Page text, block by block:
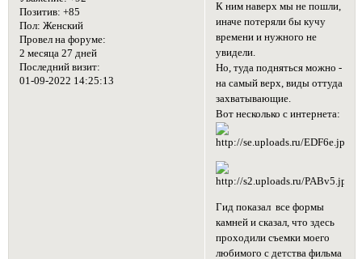
Позитив: +85
Пол: Женский
Провел на форуме:
2 месяца 27 дней
Последний визит:
01-09-2022 14:25:13
К ним наверх мы не пошли,
иначе потеряли бы кучу
времени и нужного не
увидели.
Но, туда подняться можно -
на самый верх, виды оттуда
захватывающие.
Вот несколько с интернета:
Гид показал все формы
камней и сказал, что здесь
проходили съемки моего
любимого с детства фильма